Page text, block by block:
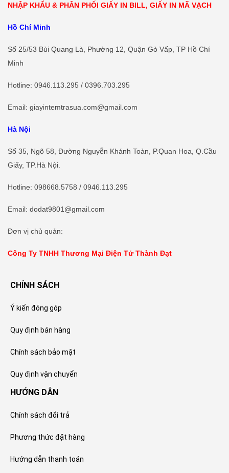
NHẬP KHẨU & PHÂN PHỐI GIẤY IN BILL, GIẤY IN MÃ VẠCH
Hồ Chí Minh
Số 25/53 Bùi Quang Là, Phường 12, Quận Gò Vấp, TP Hồ Chí
Minh
Hotline: 0946.113.295 / 0396.703.295
Email: giayintemtrasua.com@gmail.com
Hà Nội
Số 35, Ngõ 58, Đường Nguyễn Khánh Toàn, P.Quan Hoa, Q.Cầu
Giấy, TP.Hà Nội.
Hotline: 098668.5758 / 0946.113.295
Email: dodat9801@gmail.com
Đơn vị chủ quản:
Công Ty TNHH Thương Mại Điện Tử Thành Đạt
CHÍNH SÁCH
Ý kiến đóng góp
Quy định bán hàng
Chính sách bảo mật
Quy định vận chuyển
HƯỚNG DẪN
Chính sách đổi trả
Phương thức đặt hàng
Hướng dẫn thanh toán